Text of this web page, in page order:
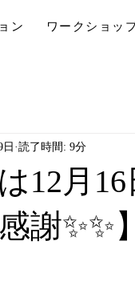
ン ワークショッ
12月
謝✨✨】
日 読了時間: 9分